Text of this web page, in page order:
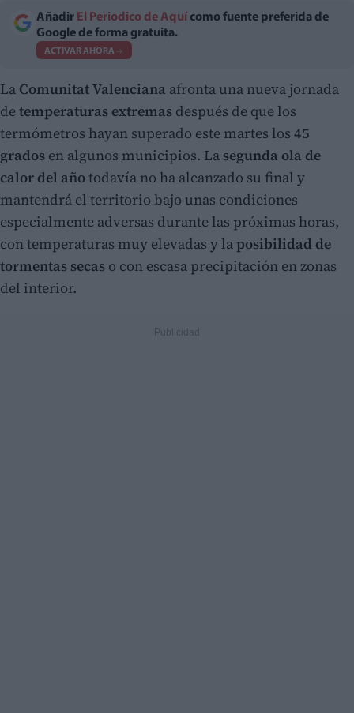
Añadir El Periodico de Aquí como fuente preferida de
Google de forma gratuita.
ACTIVAR AHORA
La Comunitat Valenciana afronta una nueva jornada
detemperaturas extremas después de que los
termómetros hayan superado este martes los 45
grados en algunos municipios. La segunda ola de
calor del añotodavía no ha alcanzado su final y
mantendrá el territorio bajo unas condiciones
especialmente adversas durante las próximas horas,
con temperaturas muy elevadas y laposibilidad de
tormentas secas o con escasa precipitación en zonas
del interior.